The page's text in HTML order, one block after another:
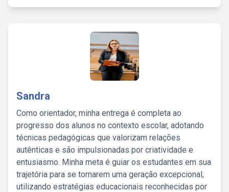
Sandra
Como orientador, minha entrega é completa ao
progresso dos alunos no contexto escolar, adotando
técnicas pedagógicas que valorizam relações
autênticas e são impulsionadas por criatividade e
entusiasmo. Minha meta é guiar os estudantes em sua
trajetória para se tornarem uma geração excepcional,
utilizando estratégias educacionais reconhecidas por